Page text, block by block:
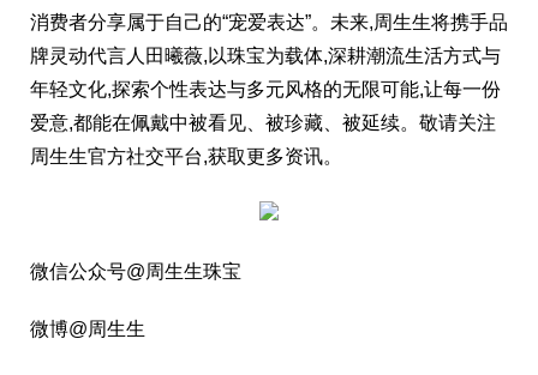
消费者分享属于自己的“宠爱表达”。未来,周生生将携手品
牌灵动代言人田曦薇,以珠宝为载体,深耕潮流生活方式与
年轻文化,探索个性表达与多元风格的无限可能,让每一份
爱意,都能在佩戴中被看见、被珍藏、被延续。敬请关注
周生生官方社交平台,获取更多资讯。
微信公众号@周生生珠宝
微博@周生生